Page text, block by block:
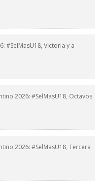
#SelMasU18, Victoria y a
2026: #SelMasU18, Octavos
2026: #SelMasU18, Tercera